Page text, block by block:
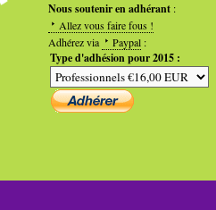
Nous soutenir en adhérant :
Allez vous faire fous !
Adhérez via
Paypal :
Type d'adhésion pour 2015 :